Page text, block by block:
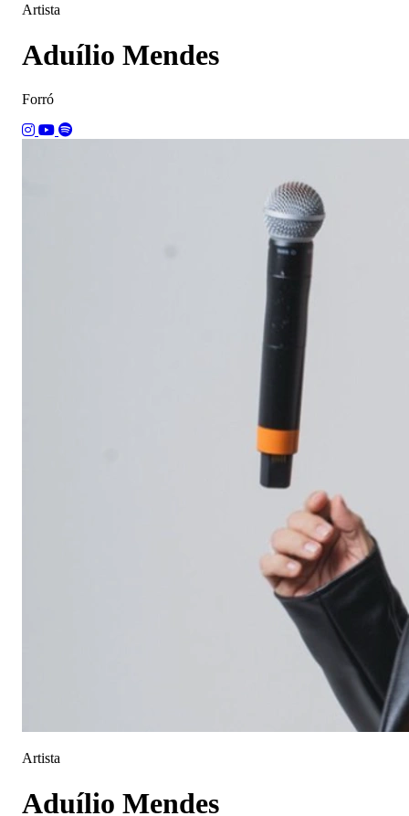
Artista
Aduílio Mendes
Forró
Artista
Aduílio Mendes